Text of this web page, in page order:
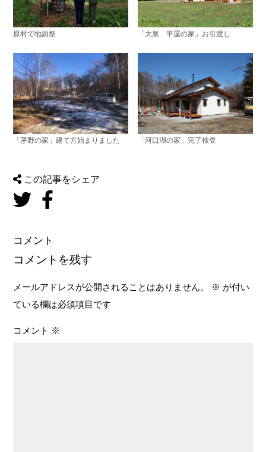
原村で地鎮祭 「大泉 平屋の家」お引渡し
「茅野の家」建て方始まりました 「河口湖の家」完了検査
この記事をシェア
コメント
コメントを残す
メールアドレスが公開されることはありません。 ※ が付い
ている欄は必須項目です
コメント ※